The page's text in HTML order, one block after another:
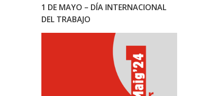
1 DE MAYO – DÍA INTERNACIONAL
DEL TRABAJO